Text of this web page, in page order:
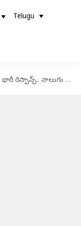
Telugu
నాలుగు గంటల్లోనే ఐదు మిలియన్ల డౌన్‌లోడ్స్